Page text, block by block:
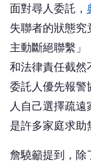
面對尋人委託，
失聯者的狀態究
主動斷絕聯繫
和法律責任截然
委託人優先報警
人自己選擇疏
是許多家庭求助
詹驍籲提到，除